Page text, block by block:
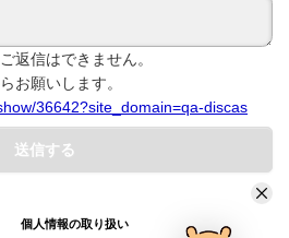
返信はできません。
お願いします。
36642?site_domain=qa-discas
送信する
個人情報の取り扱い